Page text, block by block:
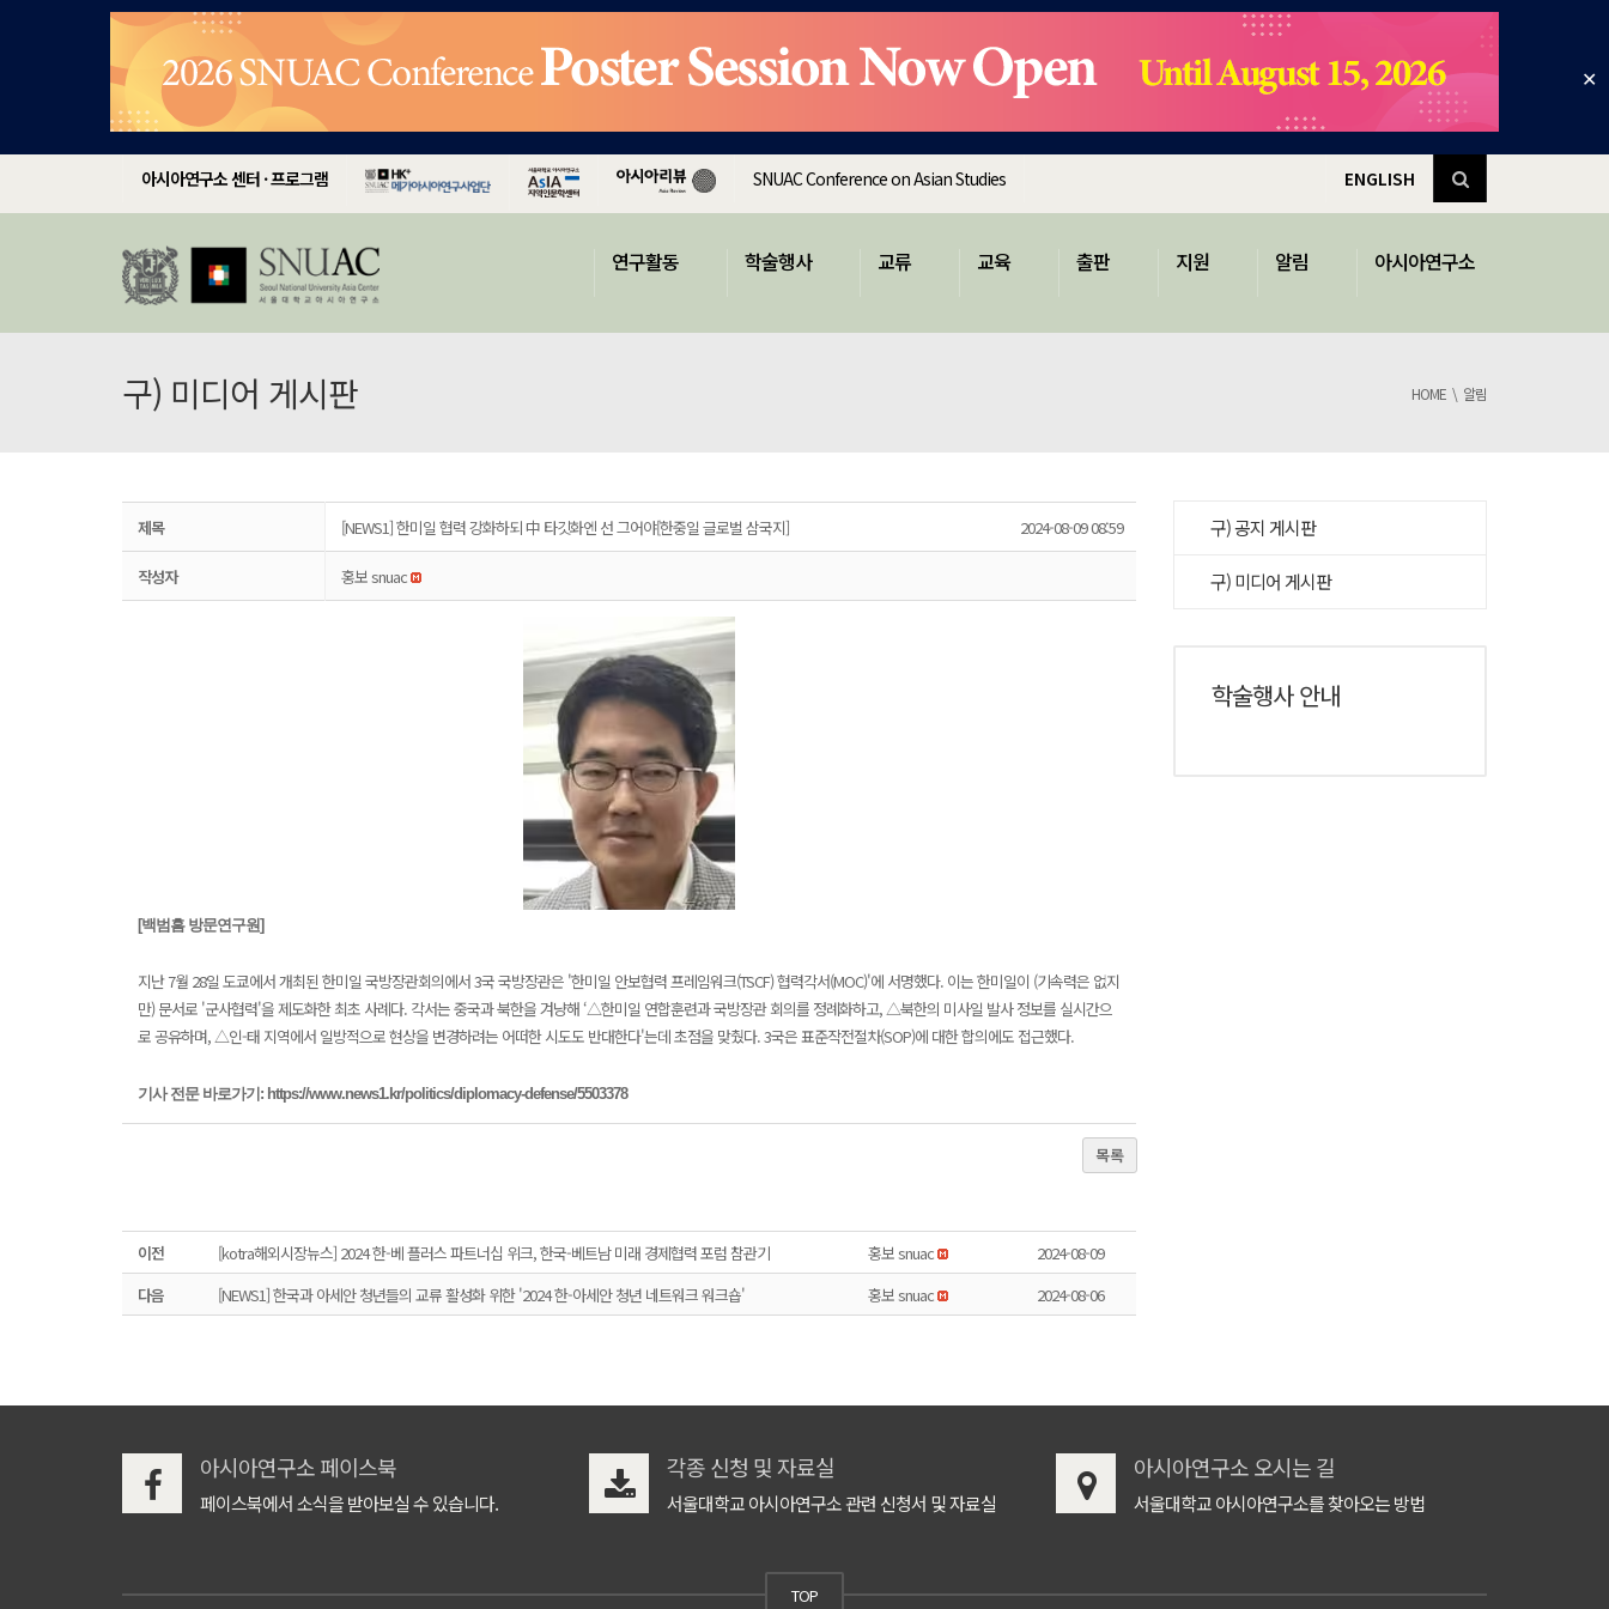
✕
아시아연구소 센터 · 프로그램 SNUAC Conference on Asian Studies ENGLISH
연구활동 학술행사 교류 교육 출판 지원 알림 아시아연구소
구) 미디어 게시판 HOME 알림
제목 [NEWS1] 한미일 협력 강화하되 中 타깃화엔 선 그어야[한중일 글로벌 삼국지] 2024-08-09 08:59
작성자 홍보 snuac
​[백범흠 방문연구원]
지난 7월 28일 도쿄에서 개최된 한미일 국방장관회의에서 3국 국방장관은 '한미일 안보협력 프레임워크(TSCF) 협력각서(MOC)'에 서명했다. 이는 한미일이 (기속력은 없지
만) 문서로 '군사협력'을 제도화한 최초 사례다. 각서는 중국과 북한을 겨냥해 ‘△한미일 연합훈련과 국방장관 회의를 정례화하고, △북한의 미사일 발사 정보를 실시간으
로 공유하며, △인-태 지역에서 일방적으로 현상을 변경하려는 어떠한 시도도 반대한다'는데 초점을 맞췄다. 3국은 표준작전절차(SOP)에 대한 합의에도 접근했다.
기사 전문 바로가기: https://www.news1.kr/politics/diplomacy-defense/5503378
목록
이전 [kotra해외시장뉴스] 2024 한-베 플러스 파트너십 위크, 한국-베트남 미래 경제협력 포럼 참관기 홍보 snuac
2024-08-09
다음
[NEWS1] 한국과 아세안 청년들의 교류 활성화 위한 '2024 한-아세안 청년 네트워크 워크숍' 홍보 snuac 2024-08-06
구) 공지 게시판
구) 미디어 게시판
학술행사 안내
아시아연구소 페이스북
페이스북에서 소식을 받아보실 수 있습니다.
각종 신청 및 자료실
서울대학교 아시아연구소 관련 신청서 및 자료실
아시아연구소 오시는 길
서울대학교 아시아연구소를 찾아오는 방법
TOP